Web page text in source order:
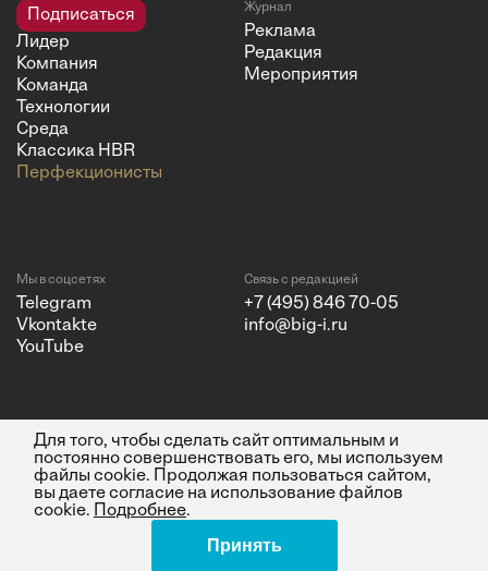
Подписаться
Лидер
Компания
Команда
Технологии
Среда
Классика HBR
Перфекционисты
Журнал
Реклама
Редакция
Мероприятия
Мы в соцсетях
Telegram
Vkontakte
YouTube
Связь с редакцией
+7 (495) 846 70-05
info@big-i.ru
© 2026 ООО "Бизнес Инсайт
Медиа"
ИНН 7720850533 и ОГРН
Все права защищены.
Политика конфиденциальности
Для того, чтобы сделать сайт оптимальным и
постоянно совершенствовать его, мы используем
файлы cookie. Продолжая пользоваться сайтом,
вы даете согласие на использование файлов
cookie.
Подробнее.
Принять